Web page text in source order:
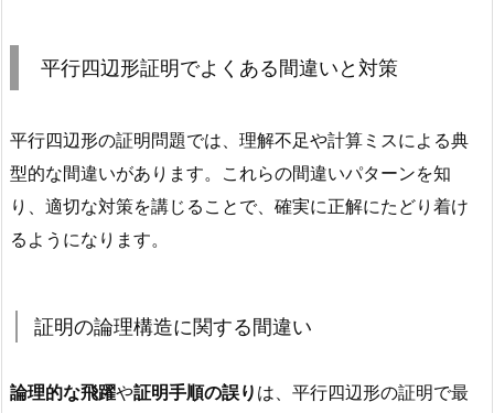
平行四辺形証明でよくある間違いと対策
平行四辺形の証明問題では、理解不足や計算ミスによる典
型的な間違いがあります。これらの間違いパターンを知
り、適切な対策を講じることで、確実に正解にたどり着け
るようになります。
証明の論理構造に関する間違い
論理的な飛躍や証明手順の誤り は、平行四辺形の証明で最